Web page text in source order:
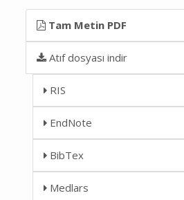
Tam Metin PDF
Atıf dosyası indir
RIS
EndNote
BibTex
Medlars